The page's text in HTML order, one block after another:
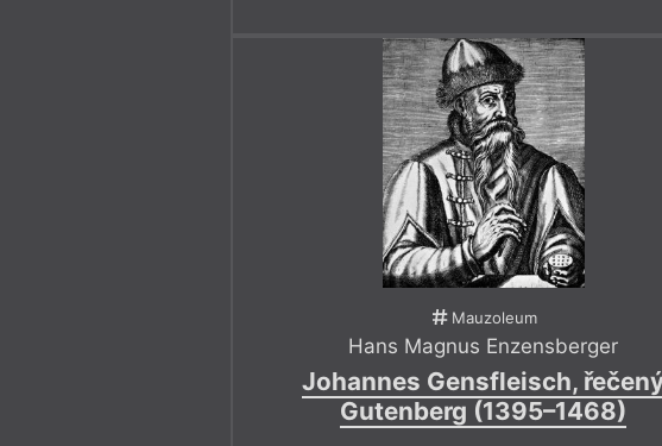
Mauzoleum
Hans Magnus Enzensberger
Johannes Gensfleisch,
Gutenberg (1395–1468)